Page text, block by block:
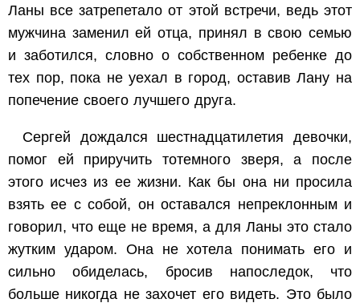
Ланы все затрепетало от этой встречи, ведь этот
мужчина заменил ей отца, принял в свою семью
и заботился, словно о собственном ребенке до
тех пор, пока не уехал в город, оставив Лану на
попечение своего лучшего друга.
Сергей дождался шестнадцатилетия девочки,
помог ей приручить тотемного зверя, а после
этого исчез из ее жизни. Как бы она ни просила
взять ее с собой, он оставался непреклонным и
говорил, что еще не время, а для Ланы это стало
жутким ударом. Она не хотела понимать его и
сильно обиделась, бросив напоследок, что
больше никогда не захочет его видеть. Это было